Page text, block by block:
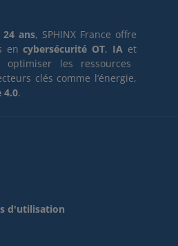
ans, SPHINX France offre
encybersécurité OT, IA et
les ressources
clés comme l’énergie,
4.0.
d'utilisation